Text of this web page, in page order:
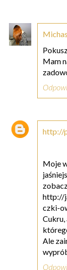
Mam
http://
Moje
http://
czki-
Cukru,
Ale